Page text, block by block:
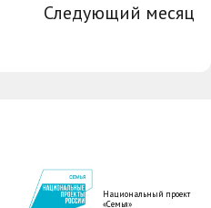
Следующий месяц
Национальный проект
«Семья»